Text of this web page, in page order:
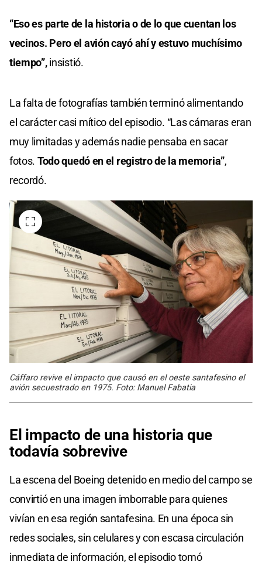
“Eso es parte de la historia o de lo que cuentan los
vecinos. Pero el avión cayó ahí y estuvo muchísimo
tiempo”,insistió.
La falta de fotografías también terminó alimentando
el carácter casi mítico del episodio. “Las cámaras eran
muy limitadas y además nadie pensaba en sacar
fotos. Todo quedó en el registro de la memoria”,
recordó.
Cáffaro revive el impacto que causó en el oeste santafesino el
avión secuestrado en 1975. Foto: Manuel Fabatia
El impacto de una historia que
todavía sobrevive
La escena del Boeing detenido en medio del campo se
convirtió en una imagen imborrable para quienes
vivían en esa región santafesina. En una época sin
redes sociales, sin celulares y con escasa circulación
inmediata de información, el episodio tomó